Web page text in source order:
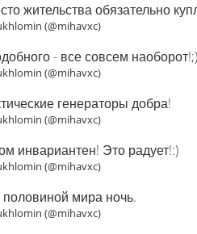
жительства обязательно
(@mihavxc)
- все совсем наоборот!;)
(@mihavxc)
генераторы добра!
(@mihavxc)
инвариантен! Это радует!:)
(@mihavxc)
мира ночь.
(@mihavxc)